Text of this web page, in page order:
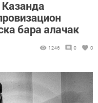
бара алачак
1246 0 0